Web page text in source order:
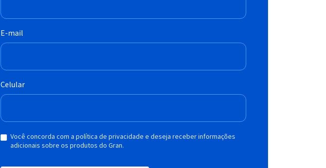
E-mail
Celular
Você concorda com a política de privacidade e deseja receber informações
adicionais sobre os produtos do Gran.